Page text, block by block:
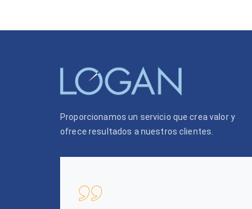
Proporcionamos un servicio que crea valor y
ofrece resultados a nuestros clientes.